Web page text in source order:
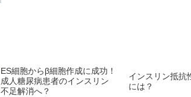
ES細胞からβ細胞作成に成功！
成人糖尿病患者のインスリン
不足解消へ？
インスリン抵抗
には？